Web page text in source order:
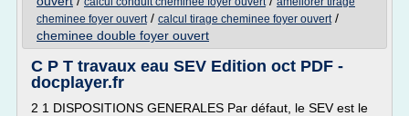
cheminee foyer ouvert/ calcul tirage cheminee foyer ouvert/
cheminee double foyer ouvert
C P T travaux eau SEV Edition oct PDF -
docplayer.fr
2 1 DISPOSITIONS GENERALES Par défaut, le SEV est le